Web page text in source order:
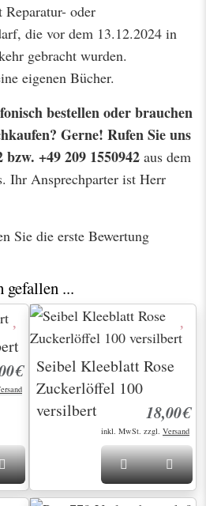
Reparatur- oder
die vor dem 13.12.2024 in
gebracht wurden.
eigenen Bücher.
bestellen oder brauchen
Gerne! Rufen Sie uns
+49 209 1550942 aus dem
Ihr Ansprechparter ist Herr
Sie die erste Bewertung
gefallen ...
Seibel Kleeblatt Rose
Zuckerlöffel 100
versilbert
18,00€
inkl. MwSt. zzgl. Versand